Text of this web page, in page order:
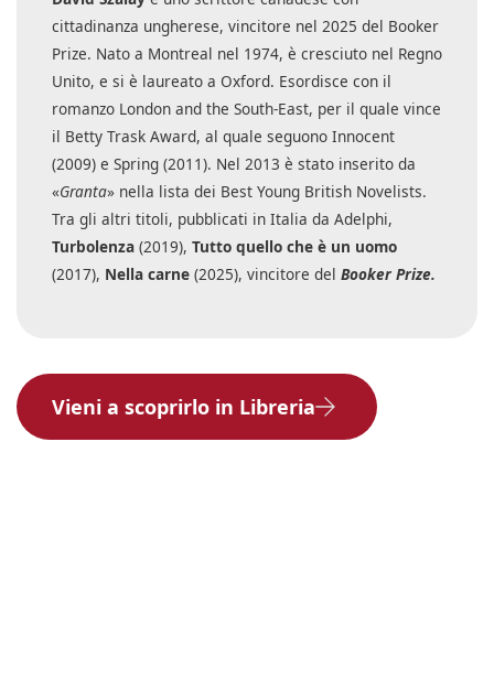
cittadinanza ungherese, vincitore nel 2025 del Booker
Prize. Nato a Montreal nel 1974, è cresciuto nel Regno
Unito, e si è laureato a Oxford. Esordisce con il
romanzo London and the South-East, per il quale vince
il Betty Trask Award, al quale seguono Innocent
(2009) e Spring (2011). Nel 2013 è stato inserito da
«Granta» nella lista dei Best Young British Novelists.
Tra gli altri titoli, pubblicati in Italia da Adelphi,
Turbolenza (2019), Tutto quello che è un uomo
(2017), Nella carne (2025), vincitore del Booker Prize.
Vieni a scoprirlo in Libreria